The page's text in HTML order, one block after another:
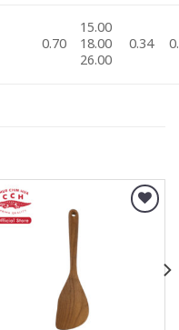
0.70
15.00
18.00
26.00
0.34